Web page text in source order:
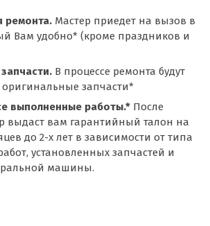
ремонта. Мастер приедет на вызов в
Вам удобно* (кроме праздников и
В процессе ремонта будут
запчасти*
выполненные работы.* После
выдаст вам гарантийный талон на
до 2-х лет в зависимости от типа
установленных запчастей и
машины.